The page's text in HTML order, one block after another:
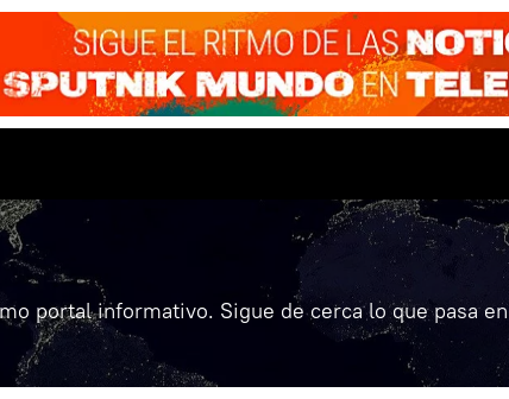
portal informativo. Sigue de cerca lo que pasa en